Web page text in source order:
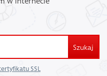
Szukaj
SSL